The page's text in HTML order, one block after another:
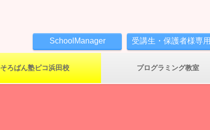
SchoolManager 受講生・保護者様専用
そろばん塾ピコ浜田校 プログラミング教室